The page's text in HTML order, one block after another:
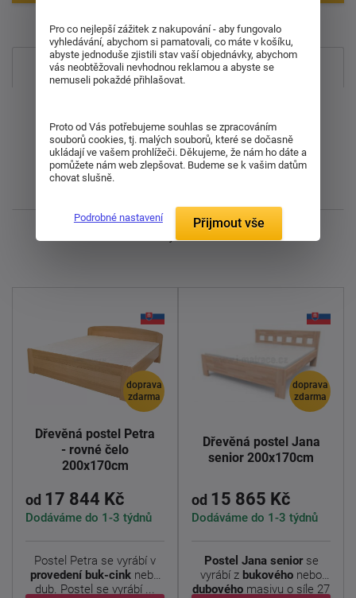
Nejprodávanější
Od nejlevnějšího
Zobrazuji 1 - 11 z 11
doprava
zdarma
Dřevěná postel Petra
- rovné čelo
200x170cm
od 17 844 Kč
Dodáváme do 1-3 týdnů
Postel Petra se vyrábí v
provedení buk-cink nebo
dub. Postel se vyrábí ...
doprava
zdarma
Dřevěná postel Jana
senior 200x170cm
od 15 865 Kč
Dodáváme do 1-3 týdnů
Postel Jana senior se
vyrábí z bukového nebo
dubového masivu o síle 27
Pro co nejlepší zážitek z nakupování - aby fungovalo
vyhledávání, abychom si pamatovali, co máte v košíku,
abyste jednoduše zjistili stav vaší objednávky, abychom
vás neobtěžovali nevhodnou reklamou a abyste se
nemuseli pokaždé přihlašovat.
Proto od Vás potřebujeme souhlas se zpracováním
souborů cookies, tj. malých souborů, které se dočasně
ukládají ve vašem prohlížeči. Děkujeme, že nám ho dáte a
pomůžete nám web zlepšovat. Budeme se k vašim datům
chovat slušně.
Podrobné nastavení Přijmout vše